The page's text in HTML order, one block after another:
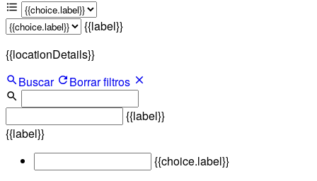
{{label}}
{{locationDetails}}
Buscar
Borrar filtros
{{label}}
{{label}}
{{choice.label}}